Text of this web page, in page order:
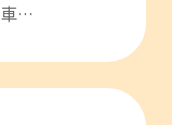
車…